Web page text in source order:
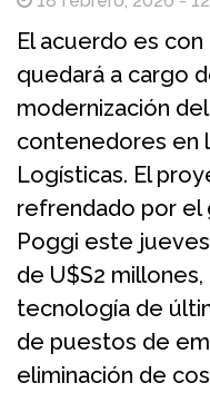
El acuerdo es con
quedará a cargo
modernización
contenedores en
Logísticas. El
refrendado por el
Poggi este
de U$S2
tecnología de
de puestos de
eliminación de